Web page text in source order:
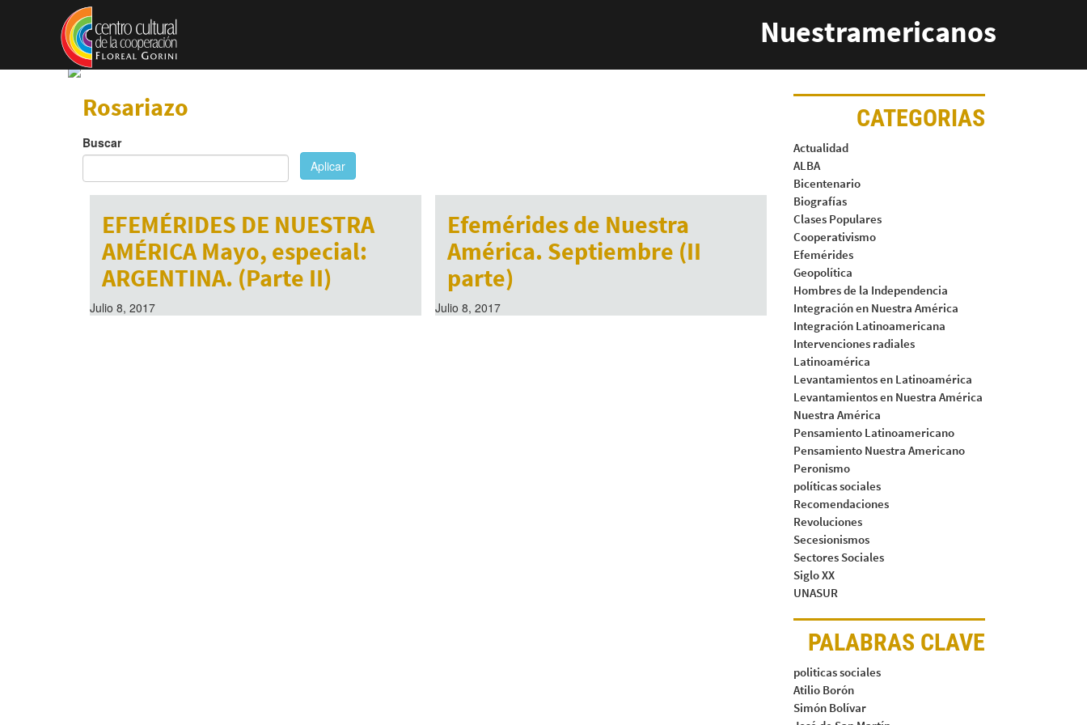
Pasar al contenido principal
Nuestramericanos
Rosariazo
Buscar
Aplicar
EFEMÉRIDES DE NUESTRA
AMÉRICA Mayo, especial:
ARGENTINA. (Parte II)
Julio 8, 2017
Efemérides de Nuestra
América. Septiembre (II
parte)
Julio 8, 2017
CATEGORIAS
Actualidad
ALBA
Bicentenario
Biografías
Clases Populares
Cooperativismo
Efemérides
Geopolítica
Hombres de la Independencia
Integración en Nuestra América
Integración Latinoamericana
Intervenciones radiales
Latinoamérica
Levantamientos en Latinoamérica
Levantamientos en Nuestra América
Nuestra América
Pensamiento Latinoamericano
Pensamiento Nuestra Americano
Peronismo
políticas sociales
Recomendaciones
Revoluciones
Secesionismos
Sectores Sociales
Siglo XX
UNASUR
PALABRAS CLAVE
politicas sociales
Atilio Borón
Simón Bolívar